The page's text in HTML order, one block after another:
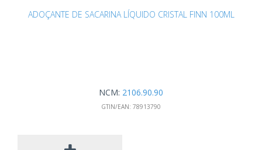
ADOÇANTE DE SACARINA LÍQUIDO CRISTAL FINN 100ML
NCM: 2106.90.90
GTIN/EAN: 78913790